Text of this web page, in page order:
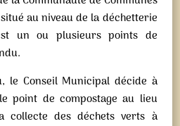
au niveau de la déchetterie
un ou plusieurs points de
le Conseil Municipal décide à
point de compostage au lieu
des déchets verts à